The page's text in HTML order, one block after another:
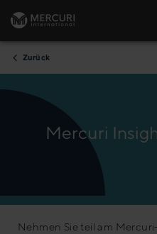
Zum Inhalt
Zurück
Mercuri
Nehmen Sie teil am